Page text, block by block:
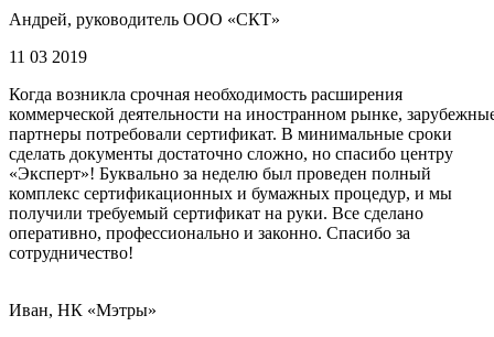
Андрей, руководитель ООО «СКТ»
11 03 2019
Когда возникла срочная необходимость расширения
коммерческой деятельности на иностранном рынке,
партнеры потребовали сертификат. В минимальные сроки
сделать документы достаточно сложно, но спасибо центру
«Эксперт»! Буквально за неделю был проведен полный
комплекс сертификационных и бумажных процедур, и мы
получили требуемый сертификат на руки. Все сделано
оперативно, профессионально и законно. Спасибо за
сотрудничество!
Иван, НК «Мэтры»